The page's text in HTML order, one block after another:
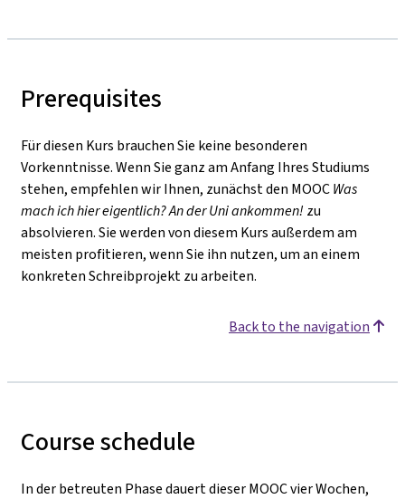
Prerequisites
Für diesen Kurs brauchen Sie keine besonderen
Vorkenntnisse. Wenn Sie ganz am Anfang Ihres Studiums
stehen, empfehlen wir Ihnen, zunächst den MOOCWas
mach ich hier eigentlich? An der Uni ankommen! zu
absolvieren. Sie werden von diesem Kurs außerdem am
meisten profitieren, wenn Sie ihn nutzen, um an einem
konkreten Schreibprojekt zu arbeiten.
Back to the navigation
Course schedule
In der betreuten Phase dauert dieser MOOC vier Wochen,